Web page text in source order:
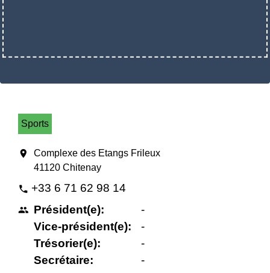
Sports
location_on
Complexe des Etangs Frileux
41120 Chitenay
phone +33 6 71 62 98 14
people Président(e):
Vice-président(e):
Trésorier(e):
Secrétaire:
-
-
-
-